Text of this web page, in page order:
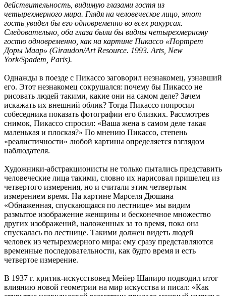
действительность, видимую глазами гостя из
четырехмерного мира. Глядя на человеческое лицо, этот
гость увидел бы его одновременно во всех ракурсах.
Следовательно, оба глаза были бы видны четырехмерному
гостю одновременно, как на картине Пикассо «Портрет
Доры Маар» (Giraudon/Art Resource. 1993. Arts, New
York/Spadem, Paris).
Однажды в поезде с Пикассо заговорил незнакомец, узнавший
его. Этот незнакомец сокрушался: почему бы Пикассо не
рисовать людей такими, какие они на самом деле? Зачем
искажать их внешний облик? Тогда Пикассо попросил
собеседника показать фотографии его близких. Рассмотрев
снимок, Пикассо спросил: «Ваша жена в самом деле такая
маленькая и плоская?» По мнению Пикассо, степень
«реалистичности» любой картины определяется взглядом
наблюдателя.
Художники-абстракционисты не только пытались представить
человеческие лица такими, словно их нарисовал пришелец из
четвертого измерения, но и считали этим четвертым
измерением время. На картине Марселя Дюшана
«Обнаженная, спускающаяся по лестнице» мы видим
размытое изображение женщины и бесконечное множество
других изображений, наложенных за то время, пока она
спускалась по лестнице. Такими должен видеть людей
человек из четырехмерного мира: ему сразу представляются
временные последовательности, как будто время и есть
четвертое измерение.
В 1937 г. критик-искусствовед Мейер Шапиро подводил итог
влиянию новой геометрии на мир искусства и писал: «Как